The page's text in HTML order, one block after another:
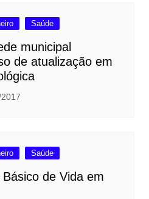
Saúde
municipal
de atualização em
Saúde
de Vida em